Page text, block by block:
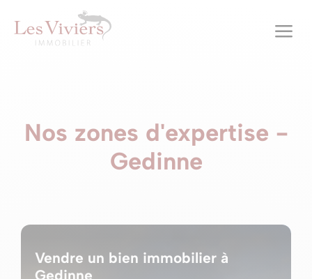
a
Nos zones d'expertise -
Gedinne
Vendre un bien immobilier à
Gedinne